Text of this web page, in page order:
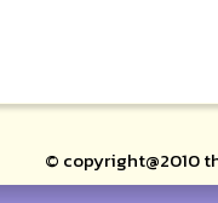
© copyright@2010